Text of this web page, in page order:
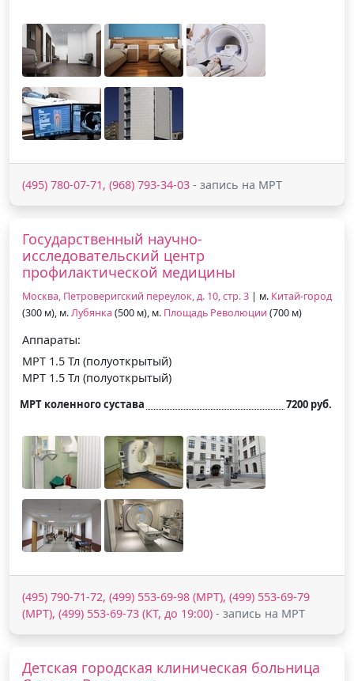
(495) 780-07-71, (968) 793-34-03 - запись на МРТ
Государственный научно-
исследовательский центр
профилактической медицины
Москва, Петроверигский переулок, д. 10, стр. 3 | м. Китай-город
(300 м), м.Лубянка (500 м), м. Площадь Революции (700 м)
Аппараты:
МРТ 1.5 Тл (полуоткрытый)
МРТ 1.5 Тл (полуоткрытый)
МРТ коленного сустава 7200 руб.
(495) 790-71-72, (499) 553-69-98 (МРТ), (499) 553-69-79
(МРТ), (499) 553-69-73 (КТ, до 19:00) - запись на МРТ
Детская городская клиническая больница